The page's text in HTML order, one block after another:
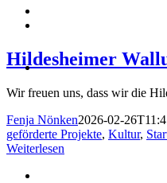
Hildesheimer
Wir freuen uns, dass wir die
Fenja Nönken2026-02-
geförderte Projekte, Kultur,
Weiterlesen